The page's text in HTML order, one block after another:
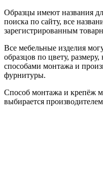
Образцы имеют названия
поиска по сайту, все
зарегистрированным
Все мебельные изделия
образцов по цвету,
способами монтажа и
фурнитуры.
Способ монтажа и крепёж
выбирается